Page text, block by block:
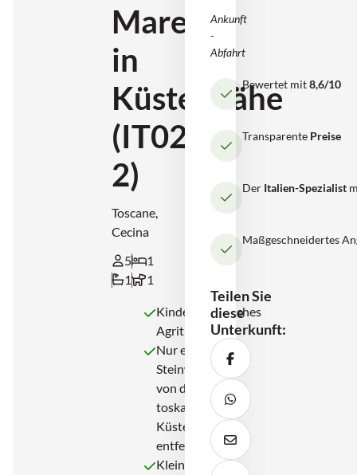
Mare
in
Küstennähe
(IT0236-
2)
Toscane,
Cecina
5
1
1
1
Kinderfreundliches
Agriturismo
Nur einen
Steinwurf
von der
toskanischen
Küste
entfernt
Klein, nur
Ankunft
-
Abfahrt
Bewertet mit8,6/10
Transparente Preise
Der Italien-Spezialist
Maßgeschneidertes
Teilen Sie
diese
Unterkunft:
Teile diesen Beitrag auf
Teile diesen Beitrag auf
Diesen Beitrag per E-